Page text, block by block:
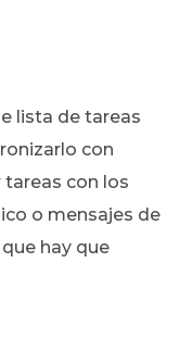
lista de tareas
con
con los
o mensajes de
hay que